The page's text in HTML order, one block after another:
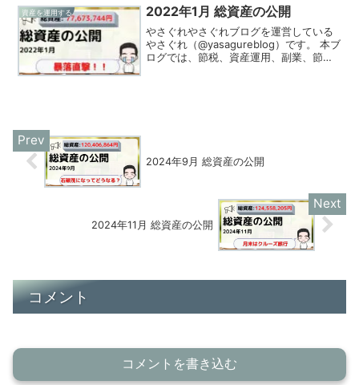
く...
資産を運用する 2022年1月 総資産の公開
やさぐれやさぐれブログを運営している
やさぐれ（@yasagureblog）です。 本ブ
ログでは、節税、資産運用、副業、節約
2024年9月 総資産の公開
2024年11月 総資産の公開
コメント
コメントを書き込む